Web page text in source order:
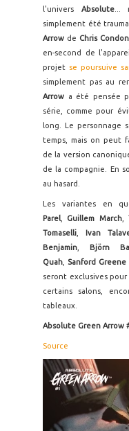
l'univers Absolute...
simplement été
Arrow de Chris Condon
en-second de
projet se poursuive
simplement pas au
Arrow a été pensée
série, comme pour
long. Le personnage
temps, mais on peut
de la version
de la compagnie. En
au hasard.
Les variantes en
Parel
Guillem March,
Tomaselli
Ivan
Benjamin
Björn
Quah
Sanford Greene
seront exclusives
certains salons,
tableaux.
Absolute Green Arrow
Source